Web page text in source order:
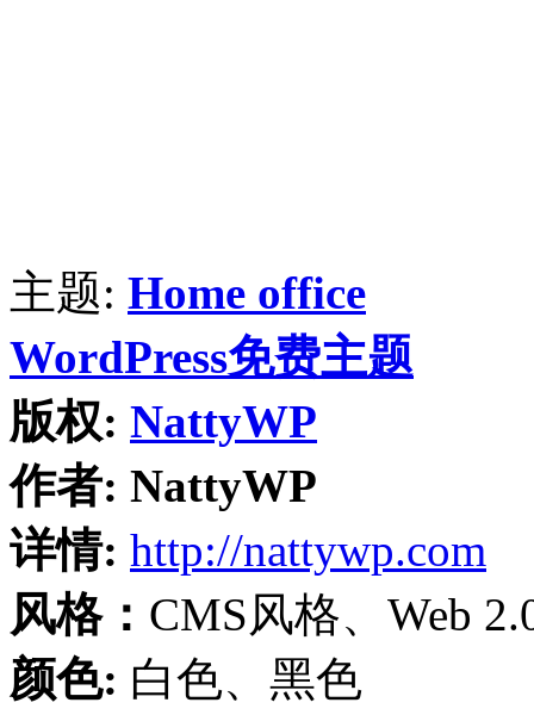
主题: Home office
WordPress免费主题
版权: NattyWP
作者: NattyWP
详情: http://nattywp.com
风格： CMS风格、Web
颜色: 白色、黑色